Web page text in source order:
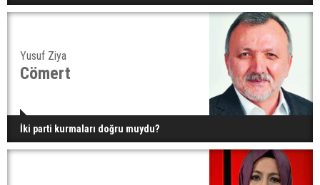
Yusuf Ziya
Cömert
İki parti kurmaları doğru muydu?